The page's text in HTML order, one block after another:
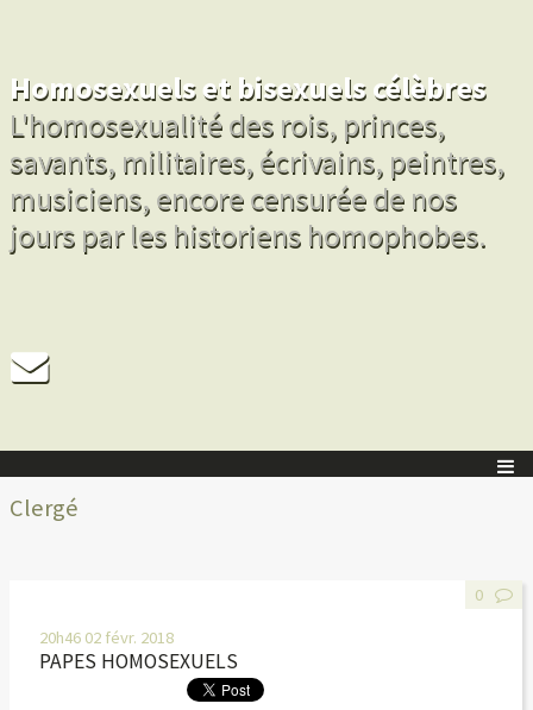
Homosexuels et bisexuels célèbres
L'homosexualité des rois, princes,
savants, militaires, écrivains, peintres,
musiciens, encore censurée de nos
jours par les historiens homophobes.
Clergé
20h46 02 févr. 2018
PAPES HOMOSEXUELS
0